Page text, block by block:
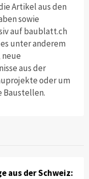
Artikel aus den
sowie
auf baublatt.ch
unter anderem
aus der
oder um
Baustellen.
aus der Schweiz: